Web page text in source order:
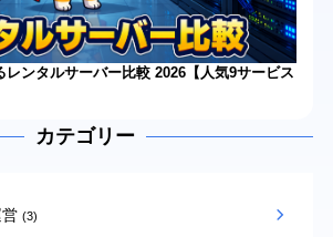
ンタルサーバー比較 2026【人気9サービス
カテゴリー
(3)